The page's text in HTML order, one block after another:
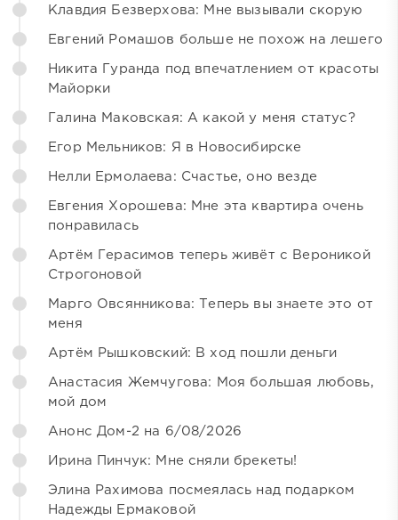
Клавдия Безверхова: Мне вызывали скорую
Евгений Ромашов больше не похож на лешего
Никита Гуранда под впечатлением от красоты
Майорки
Галина Маковская: А какой у меня статус?
Егор Мельников: Я в Новосибирске
Нелли Ермолаева: Счастье, оно везде
Евгения Хорошева: Мне эта квартира очень
понравилась
Артём Герасимов теперь живёт с Вероникой
Строгоновой
Марго Овсянникова: Теперь вы знаете это от
меня
Артём Рышковский: В ход пошли деньги
Анастасия Жемчугова: Моя большая любовь,
мой дом
Анонс Дом-2 на 6/08/2026
Ирина Пинчук: Мне сняли брекеты!
Элина Рахимова посмеялась над подарком
Надежды Ермаковой